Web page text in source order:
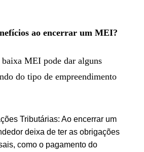
ao encerrar um MEI?
MEI pode dar alguns
do tipo de empreendimento
Tributárias: Ao encerrar um
deixa de ter as obrigações
como o pagamento do